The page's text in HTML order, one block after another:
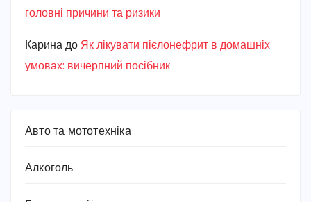
головні причини та ризики
Карина до Як лікувати пієлонефрит в домашніх
умовах: вичерпний посібник
Авто та мототехніка
Алкоголь